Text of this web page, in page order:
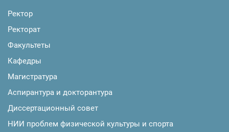
Ректор
Ректорат
Факультеты
Кафедры
Магистратура
Аспирантура и докторантура
Диссертационный совет
НИИ проблем физической культуры и спорта